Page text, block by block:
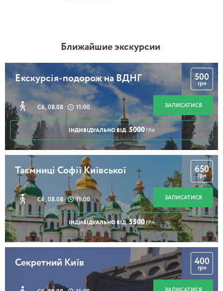
Ближайшие экскурсии
Екскурсія-подорож на ВДНГ
Сб, 08.08 11:00
500
грн
ЗАПИСАТИСЯ
ІНДИВІДУАЛЬНО ВІД 5000 ГРН
Таємниці Софії Київської
Сб, 08.08 11:00
650
грн
ЗАПИСАТИСЯ
ІНДИВІДУАЛЬНО ВІД 5500 ГРН
Секретний Київ 400
грн
ЗАПИСАТИСЯ